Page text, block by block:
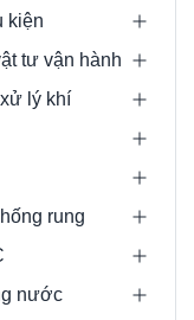
kiện
tư vận hành
lý khí
rung
nước